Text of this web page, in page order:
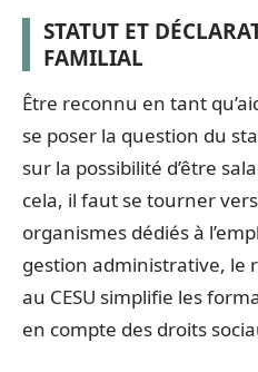
STATUT ET
FAMILIAL
Être reconnu en tant
se poser la question du
sur la possibilité d’être
cela, il faut se tourner vers
organismes dédiés à
gestion administrative, le
au CESU simplifie les
en compte des droits